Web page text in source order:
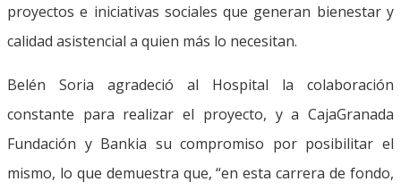
proyectos e iniciativas sociales que generan bienestar y
calidad asistencial a quien más lo necesitan.
Belén Soria agradeció al Hospital la colaboración
constante para realizar el proyecto, y a CajaGranada
Fundación y Bankia su compromiso por posibilitar el
mismo, lo que demuestra que, “en esta carrera de fondo,